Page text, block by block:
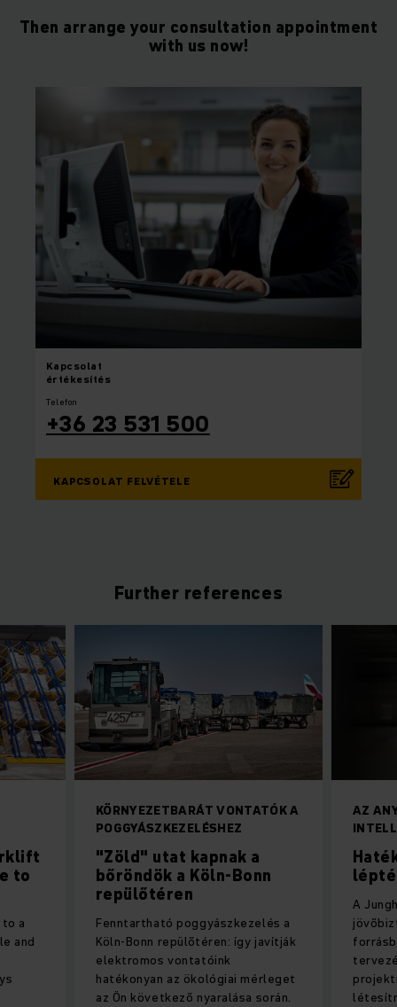
Then arrange your consultation appointment
with us now!
Kapcsolat
értékesítés
Telefon
+36 23 531 500
KAPCSOLAT FELVÉTELE
Further references
KÖRNYEZETBARÁT VONTATÓK A
POGGYÁSZKEZELÉSHEZ
"Zöld" utat kapnak a
bőröndök a Köln-Bonn
repülőtéren
Fenntartható poggyászkezelés a
Köln-Bonn repülőtéren: így javítják
elektromos vontatóink
hatékonyan az ökológiai mérleget
az Ön következő nyaralása során.
AZ
A
to
a
and